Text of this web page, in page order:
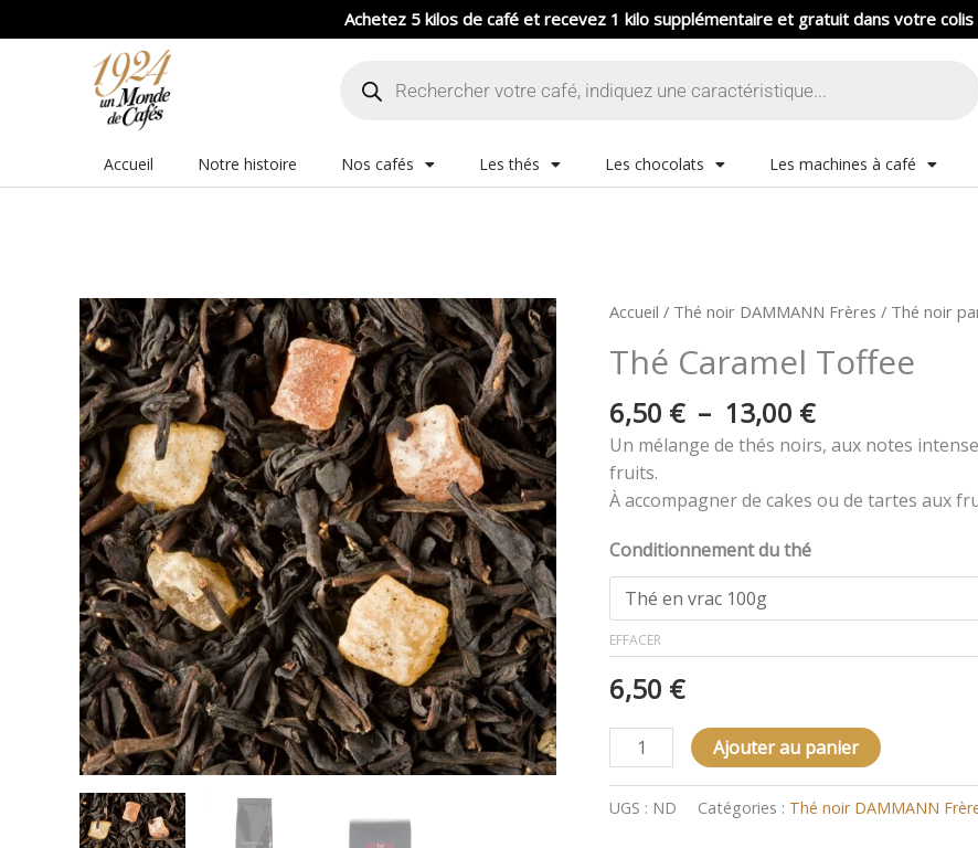
au
Achetez 5 kilos de café et recevez 1 kilo supplémentaire et gratuit dans votre colis
produits
Accueil Notre histoire Nos cafés Les thés Les chocolats Les machines à café
Accueil / Thé noir DAMMANN Frères / Thé noir
Thé Caramel Toffee
6,50 € – 13,00 €
Plage
prix :
6,50 €
à
13,00 €
Un mélange de thés noirs, aux notes
fruits.
À accompagner de cakes ou de tartes aux
Conditionnement du thé
EFFACER
6,50 €
quantité
Thé
Toffee
Ajouter au panier
UGS : ND Catégories : Thé noir DAMMANN